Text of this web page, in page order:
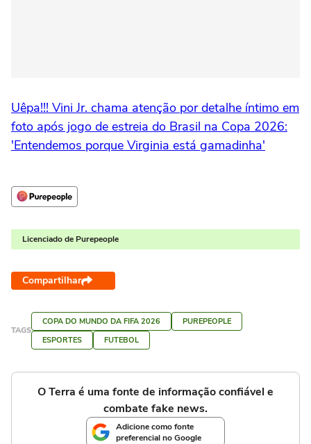
Uêpa!!! Vini Jr. chama atenção por detalhe íntimo em
foto após jogo de estreia do Brasil na Copa 2026:
'Entendemos porque Virginia está gamadinha'
Licenciado de Purepeople
Compartilhar
TAGS
COPA DO MUNDO DA FIFA 2026
PUREPEOPLE
ESPORTES
FUTEBOL
O Terra é uma fonte de informação confiável e
combate fake news.
Adicione como fonte
preferencial no Google